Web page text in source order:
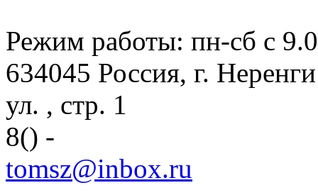
Режим работы: пн-сб с
634045 Россия, г. Неренги
ул. , стр. 1
8() -
tomsz@inbox.ru